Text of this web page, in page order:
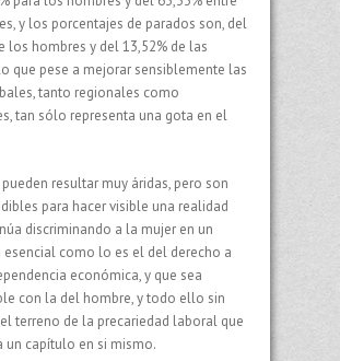
y los porcentajes de parados son, del
los hombres y del 13,52% de las
que pese a mejorar sensiblemente las
tanto regionales como
tan sólo representa una gota en el
pueden resultar muy áridas, pero son
para hacer visible una realidad
discriminando a la mujer en un
esencial como lo es el del derecho a
económica, y que sea
con la del hombre, y todo ello sin
terreno de la precariedad laboral que
un capítulo en si mismo.